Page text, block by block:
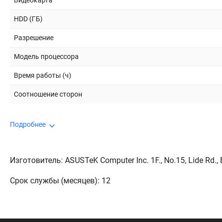
HDD (ГБ)
Разрешение
Модель процессора
Время работы (ч)
Соотношение сторон
Подробнее
Изготовитель: ASUSTeK Computer Inc. 1F., No.15, Lide
Срок службы (месяцев): 12